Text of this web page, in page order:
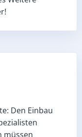
Den Einbau
müssen